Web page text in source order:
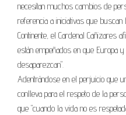
necesitan muchos cambios de
referencia a iniciativas que
Continente, el Cardenal Cañizares
están empeñados en que Europa
desaparezcan".
Adentrándose en el perjuicio que
conlleva para el respeto de la
que "cuando la vida no es